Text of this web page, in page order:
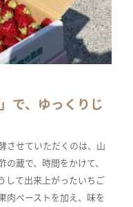
で、ゆっくりじ
させていただくのは、山
蔵で、時間をかけて、
して出来上がったいちご
肉ペーストを加え、味を